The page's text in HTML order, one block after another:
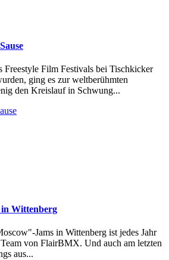
Freestyle Film Festivals bei Tischkicker
ging es zur weltberühmten
den Kreislauf in Schwung...
Wittenberg
Jams in Wittenberg ist jedes Jahr
von FlairBMX. Und auch am letzten
aus...